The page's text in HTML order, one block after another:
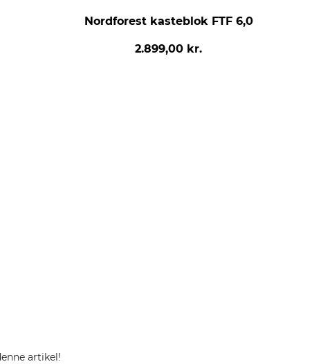
Nordforest kasteblok FTF 6,0
2.899,00 kr.
artikel!